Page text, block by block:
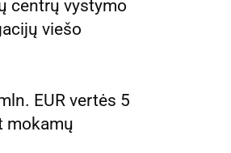
centrų vystymo
viešo
EUR vertės 5
mokamų